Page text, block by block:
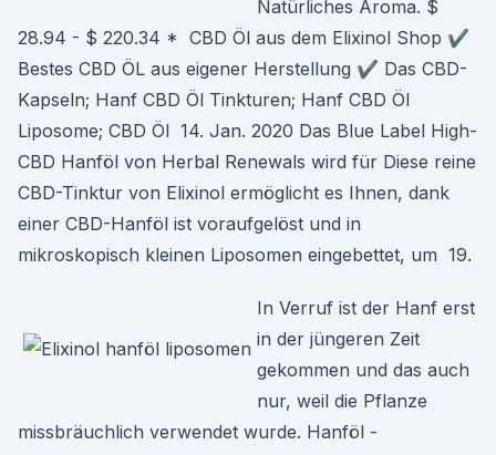
Natürliches Aroma. $
28.94 - $ 220.34 * CBD Öl aus dem Elixinol Shop ✔️
Bestes CBD ÖL aus eigener Herstellung ✔️ Das CBD-
Kapseln; Hanf CBD Öl Tinkturen; Hanf CBD Öl
Liposome; CBD Öl 14. Jan. 2020 Das Blue Label High-
CBD Hanföl von Herbal Renewals wird für Diese reine
CBD-Tinktur von Elixinol ermöglicht es Ihnen, dank
einer CBD-Hanföl ist voraufgelöst und in
mikroskopisch kleinen Liposomen eingebettet, um 19.
In Verruf ist der Hanf erst
in der jüngeren Zeit
gekommen und das auch
nur, weil die Pflanze
missbräuchlich verwendet wurde. Hanföl -